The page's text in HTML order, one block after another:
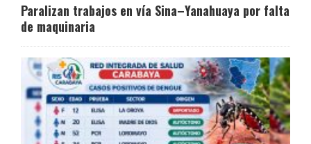
Paralizan trabajos en vía Sina–Yanahuaya por falta
de maquinaria